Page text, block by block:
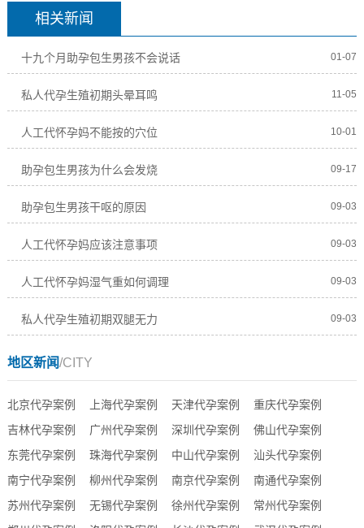
相关新闻
十九个月助孕包生男孩不会说话 01-07
私人代孕生殖初期头晕耳鸣 11-05
人工代怀孕妈不能按的穴位 10-01
助孕包生男孩为什么会发烧 09-17
助孕包生男孩干呕的原因 09-03
人工代怀孕妈应该注意事项 09-03
人工代怀孕妈湿气重如何调理 09-03
私人代孕生殖初期双腿无力 09-03
地区新闻/CITY
北京代孕案例 上海代孕案例 天津代孕案例
重庆代孕案例
吉林代孕案例
广州代孕案例 深圳代孕案例
佛山代孕案例
东莞代孕案例
珠海代孕案例 中山代孕案例
汕头代孕案例
南宁代孕案例
柳州代孕案例 南京代孕案例
南通代孕案例
苏州代孕案例
无锡代孕案例 徐州代孕案例
常州代孕案例